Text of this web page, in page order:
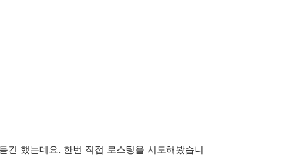
긴 했는데요. 한번 직접 로스팅을 시도해봤습니